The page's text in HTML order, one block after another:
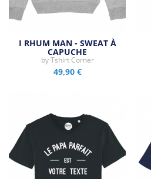
I RHUM MAN - SWEAT À
CAPUCHE
byTshirt Corner
49,90 €